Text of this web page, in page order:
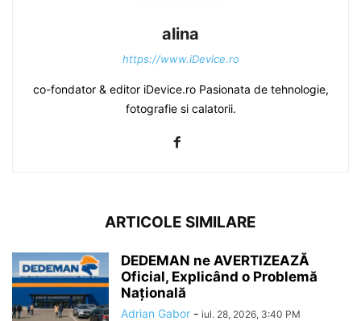
alina
https://www.iDevice.ro
co-fondator & editor iDevice.ro Pasionata de tehnologie,
fotografie si calatorii.
ARTICOLE SIMILARE
DEDEMAN ne AVERTIZEAZĂ
Oficial, Explicând o Problemă
Națională
Adrian Gabor - iul. 28, 2026, 3:40 PM